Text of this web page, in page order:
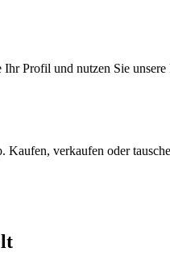
Profil und nutzen Sie unsere
Kaufen, verkaufen oder